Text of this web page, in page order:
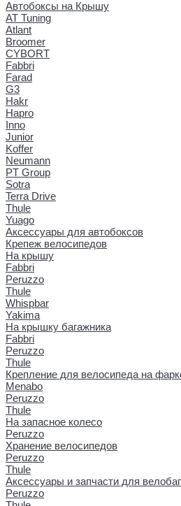
Автобоксы на Крышу
AT Tuning
Atlant
Broomer
CYBORT
Fabbri
Farad
G3
Hakr
Hapro
Inno
Junior
Koffer
Neumann
PT Group
Sotra
Terra Drive
Thule
Yuago
Аксессуары для автобоксов
Крепеж велосипедов
На крышу
Fabbri
Peruzzo
Thule
Whispbar
Yakima
На крышку багажника
Fabbri
Peruzzo
Thule
Крепление для велосипеда на
Menabo
Peruzzo
Thule
На запасное колесо
Peruzzo
Хранение велосипедов
Peruzzo
Thule
Аксессуары и запчасти для
Peruzzo